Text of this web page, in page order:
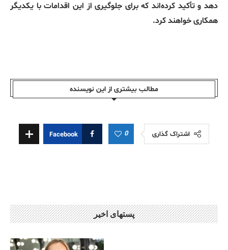
دهد و تأکید کرده‌اند که برای جلوگیری از این اقدامات با یکدیگر
همکاری خواهند کرد.
مطالب بیشتری از این نویسندە
اشتراک گذاری 0
Facebook
پستهای اخیر